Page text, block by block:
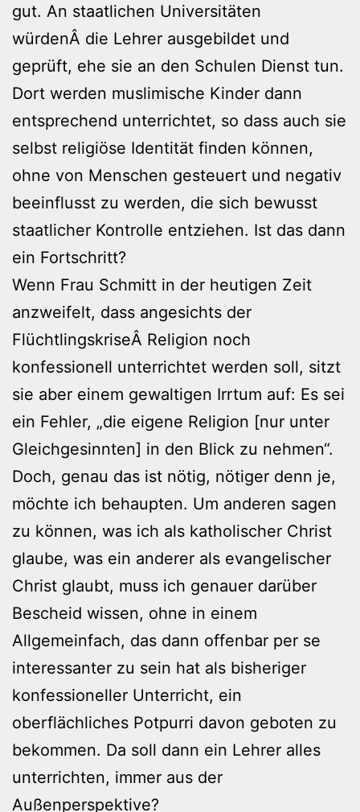
gut. An staatlichen Universitäten
würdenÂ die Lehrer ausgebildet und
geprüft, ehe sie an den Schulen Dienst tun.
Dort werden muslimische Kinder dann
entsprechend unterrichtet, so dass auch sie
selbst religiöse Identität finden können,
ohne von Menschen gesteuert und negativ
beeinflusst zu werden, die sich bewusst
staatlicher Kontrolle entziehen. Ist das dann
ein Fortschritt?
Wenn Frau Schmitt in der heutigen Zeit
anzweifelt, dass angesichts der
FlüchtlingskriseÂ Religion noch
konfessionell unterrichtet werden soll, sitzt
sie aber einem gewaltigen Irrtum auf: Es sei
ein Fehler, „die eigene Religion [nur unter
Gleichgesinnten] in den Blick zu nehmen“.
Doch, genau das ist nötig, nötiger denn je,
möchte ich behaupten. Um anderen sagen
zu können, was ich als katholischer Christ
glaube, was ein anderer als evangelischer
Christ glaubt, muss ich genauer darüber
Bescheid wissen, ohne in einem
Allgemeinfach, das dann offenbar per se
interessanter zu sein hat als bisheriger
konfessioneller Unterricht, ein
oberflächliches Potpurri davon geboten zu
bekommen. Da soll dann ein Lehrer alles
unterrichten, immer aus der
Außenperspektive?